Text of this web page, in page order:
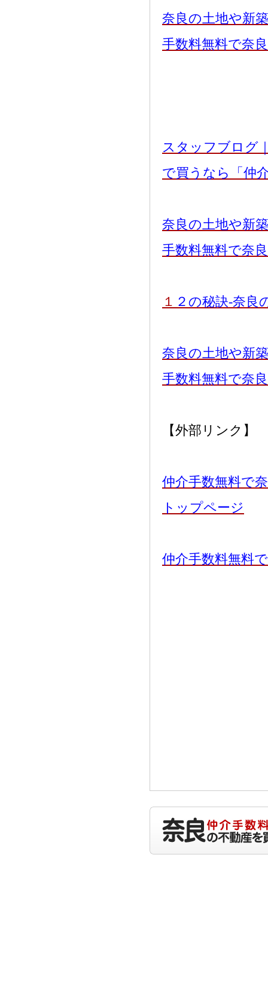
奈良の土地や新
手数料無料で奈
スタッフブログ
で買うなら「仲
奈良の土地や新
手数料無料で奈
１ ２の秘訣-奈良
奈良の土地や新
手数料無料で奈
【外部リンク】
仲介手数無料で
トップページ
仲介手数料無料